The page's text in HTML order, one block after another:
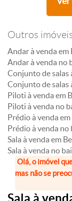
Outros
Andar à venda
Andar à venda no
Conjunto de salas
Conjunto de salas
Piloti à venda em
Piloti à venda no
Prédio à venda
Prédio à venda no
Sala à venda em
Sala à venda no
Olá, o imóvel
mas não se
Sala à